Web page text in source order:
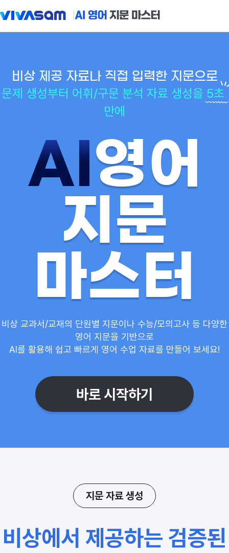
비상 제공 자료나 직접 입력한 지문으로
문제 생성부터 어휘/구문 분석 자료 생성을 5초
만에
AI영어
지문
마스터
비상 교과서/교재의 단원별 지문이나 수능/모의고사 등 다양한
영어 지문을 기반으로
AI를 활용해 쉽고 빠르게 영어 수업 자료를 만들어 보세요!
바로 시작하기
지문 자료 생성
비상에서 제공하는 검증된